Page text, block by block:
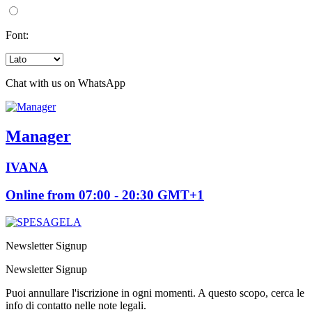
Font:
Chat with us on WhatsApp
Manager
IVANA
Online from 07:00 - 20:30 GMT+1
Newsletter Signup
Newsletter Signup
Puoi annullare l'iscrizione in ogni momenti. A questo scopo, cerca le
info di contatto nelle note legali.